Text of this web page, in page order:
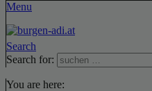
Menu
Search
Search for:
You are here: